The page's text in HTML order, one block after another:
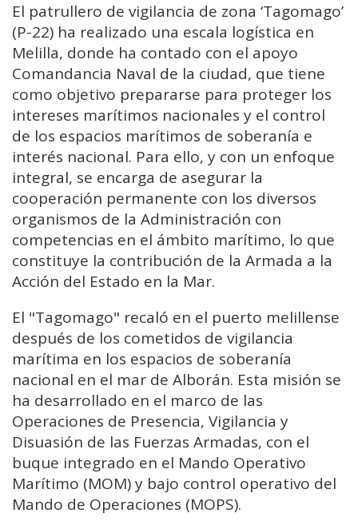
El patrullero de vigilancia de zona ‘Tagomago’
(P-22) ha realizado una escala logística en
Melilla, donde ha contado con el apoyo
Comandancia Naval de la ciudad, que tiene
como objetivo prepararse para proteger los
intereses marítimos nacionales y el control
de los espacios marítimos de soberanía e
interés nacional. Para ello, y con un enfoque
integral, se encarga de asegurar la
cooperación permanente con los diversos
organismos de la Administración con
competencias en el ámbito marítimo, lo que
constituye la contribución de la Armada a la
Acción del Estado en la Mar.
El "Tagomago" recaló en el puerto melillense
después de los cometidos de vigilancia
marítima en los espacios de soberanía
nacional en el mar de Alborán. Esta misión se
ha desarrollado en el marco de las
Operaciones de Presencia, Vigilancia y
Disuasión de las Fuerzas Armadas, con el
buque integrado en el Mando Operativo
Marítimo (MOM) y bajo control operativo del
Mando de Operaciones (MOPS).